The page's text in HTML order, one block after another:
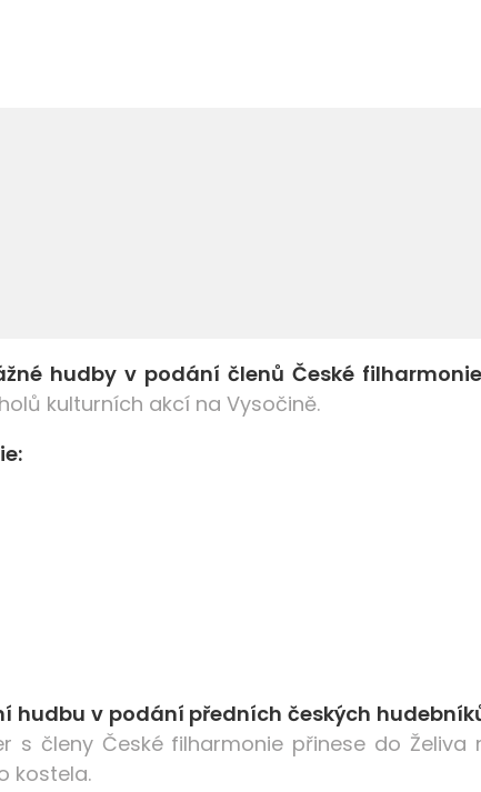
hudby v podání členů České
kulturních akcí na Vysočině.
hudbu v podání předních českých
s členy České filharmonie přinese do
kostela.